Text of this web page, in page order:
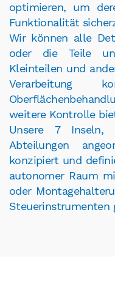
optimieren, um
Funktionalität
Wir können alle
oder die Teile
Kleinteilen und
Verarbeitung
weitere Kontrolle
Unsere 7 Inseln,
Abteilungen
konzipiert und
autonomer Raum
oder
Steuerinstrumenten